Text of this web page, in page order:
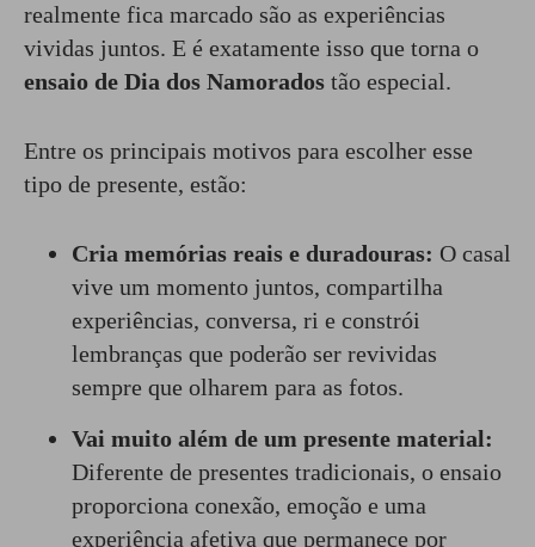
realmente fica marcado são as experiências
vividas juntos. E é exatamente isso que torna o
ensaio de Dia dos Namorados tão especial.
Entre os principais motivos para escolher esse
tipo de presente, estão:
Cria memórias reais e duradouras: O casal
vive um momento juntos, compartilha
experiências, conversa, ri e constrói
lembranças que poderão ser revividas
sempre que olharem para as fotos.
Vai muito além de um presente material:
Diferente de presentes tradicionais, o ensaio
proporciona conexão, emoção e uma
experiência afetiva que permanece por